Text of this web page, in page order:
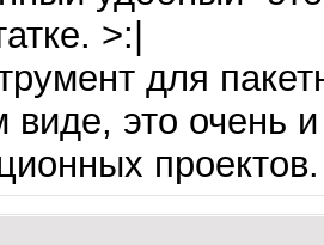
>:|
для
виде, это
проектов.